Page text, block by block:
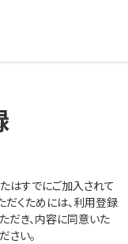
はすでにご加入されて
くためには、利用登録
だき、内容に同意いた
さい。